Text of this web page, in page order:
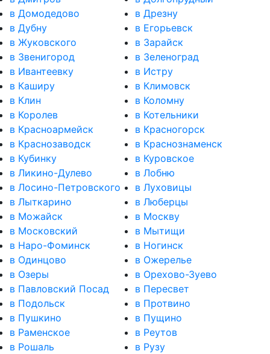
в Домодедово
в Дрезну
в Дубну
в Егорьевск
в Жуковского
в Зарайск
в Звенигород
в Зеленоград
в Ивантеевку
в Истру
в Каширу
в Климовск
в Клин
в Коломну
в Королев
в Котельники
в Красноармейск
в Красногорск
в Краснозаводск
в Краснознаменск
в Кубинку
в Куровское
в Ликино-Дулево
в Лобню
в Лосино-Петровского
в Луховицы
в Лыткарино
в Люберцы
в Можайск
в Москву
в Московский
в Мытищи
в Наро-Фоминск
в Ногинск
в Одинцово
в Ожерелье
в Озеры
в Орехово-Зуево
в Павловский Посад
в Пересвет
в Подольск
в Протвино
в Пушкино
в Пущино
в Раменское
в Реутов
в Рошаль
в Рузу